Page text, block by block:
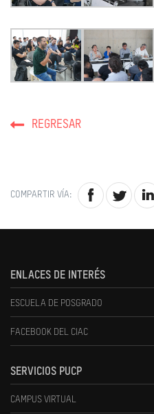
REGRESAR
COMPARTIR VÍA:
ENLACES DE INTERÉS
ESCUELA DE POSGRADO
FACEBOOK DEL CIAC
SERVICIOS PUCP
CAMPUS VIRTUAL